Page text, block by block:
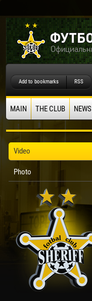
Add to bookmarks RSS
MAIN THE CLUB NEWS
Video
Photo